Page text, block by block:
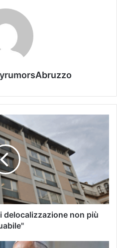
delocalizzazione non più